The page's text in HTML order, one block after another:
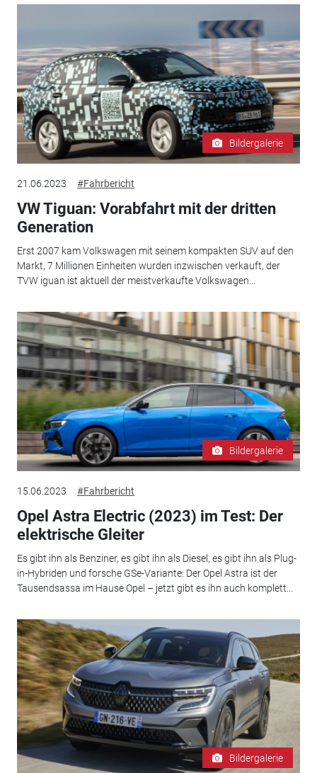
Bildergalerie
21.06.2023 #Fahrbericht
VW Tiguan: Vorabfahrt mit der dritten
Generation
Erst 2007 kam Volkswagen mit seinem kompakten SUV auf den
Markt, 7 Millionen Einheiten wurden inzwischen verkauft, der
TVW iguan ist aktuell der meistverkaufte Volkswagen...
Bildergalerie
15.06.2023 #Fahrbericht
Opel Astra Electric (2023) im Test: Der
elektrische Gleiter
Es gibt ihn als Benziner, es gibt ihn als Diesel, es gibt ihn als Plug-
in-Hybriden und forsche GSe-Variante: Der Opel Astra ist der
Tausendsassa im Hause Opel – jetzt gibt es ihn auch komplett...
Bildergalerie